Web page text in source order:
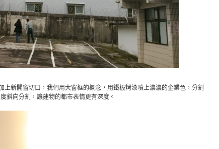
上新開窗切口，我們用大窗框的概念，用鐵板烤漆噴上濃濃的企業色，分割
度斜向分割，讓建物的都市表情更有深度。